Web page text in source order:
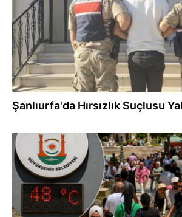
Şanlıurfa'da Hırsızlık Suçlusu
06.08.2026